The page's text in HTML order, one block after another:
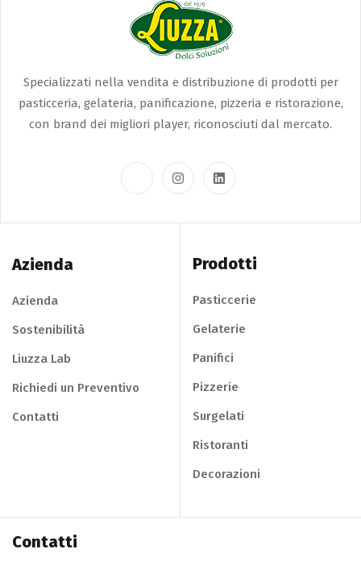
Specializzati nella vendita e distribuzione di prodotti per
pasticceria, gelateria, panificazione, pizzeria e ristorazione,
con brand dei migliori player, riconosciuti dal mercato.
Azienda
Azienda
Sostenibilità
Liuzza Lab
Richiedi un Preventivo
Contatti
Prodotti
Pasticcerie
Gelaterie
Panifici
Pizzerie
Surgelati
Ristoranti
Decorazioni
Contatti